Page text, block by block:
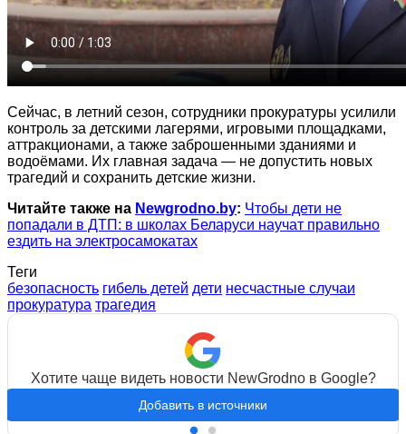
Сейчас, в летний сезон, сотрудники прокуратуры усилили
контроль за детскими лагерями, игровыми площадками,
аттракционами, а также заброшенными зданиями и
водоёмами. Их главная задача — не допустить новых
трагедий и сохранить детские жизни.
Читайте также на Newgrodno.by: Чтобы дети не
попадали в ДТП: в школах Беларуси научат правильно
ездить на электросамокатах
Теги
безопасность гибель детей дети несчастные случаи
прокуратура трагедия
Хотите чаще видеть новости NewGrodno в Google?
Добавить в источники